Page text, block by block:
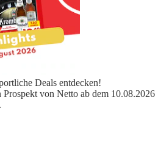
Deals entdecken!
Prospekt von Netto ab dem 10.08.2026